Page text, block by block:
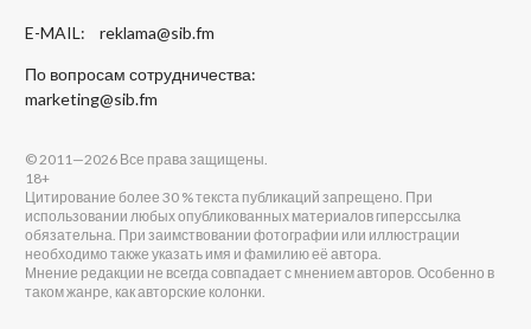
E-MAIL: reklama@sib.fm
По вопросам сотрудничества:
marketing@sib.fm
© 2011—2026 Все права защищены.
18+
Цитирование более 30 % текста публикаций запрещено. При
использовании любых опубликованных материалов гиперссылка
обязательна. При заимствовании фотографии или иллюстрации
необходимо также указать имя и фамилию её автора.
Мнение редакции не всегда совпадает с мнением авторов. Особенно в
таком жанре, как авторские колонки.